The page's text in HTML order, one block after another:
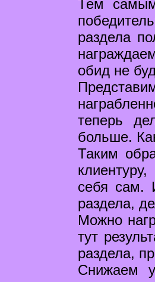
Тем
раздела
обид не
теперь
больше.
Таким
себя сам.
раздела,
Можно
тут
раздела,
Снижаем